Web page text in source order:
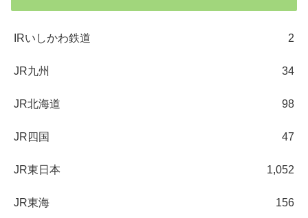
IRいしかわ鉄道 2
JR九州 34
JR北海道 98
JR四国 47
JR東日本 1,052
JR東海 156